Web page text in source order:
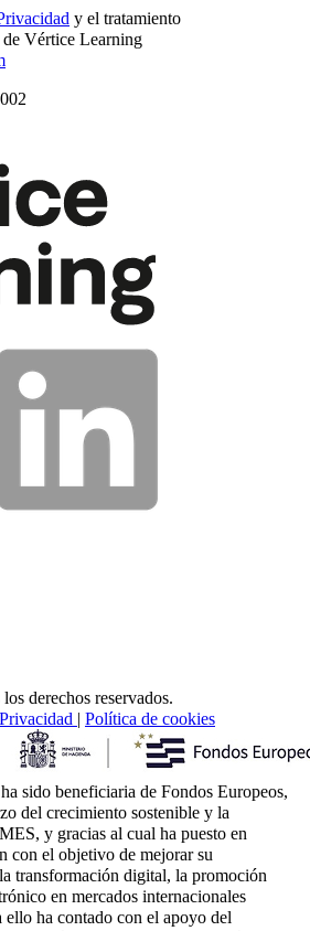
y el tratamiento
de Vértice Learning
derechos reservados.
| Política de cookies
sido beneficiaria de Fondos Europeos,
del crecimiento sostenible y la
y gracias al cual ha puesto en
con el objetivo de mejorar su
transformación digital, la promoción
en mercados internacionales
ello ha contado con el apoyo del